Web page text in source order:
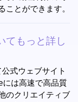
ことができます。
てもっと詳し
式ウェブサイト
には高速で高品質
のクリエイティブ